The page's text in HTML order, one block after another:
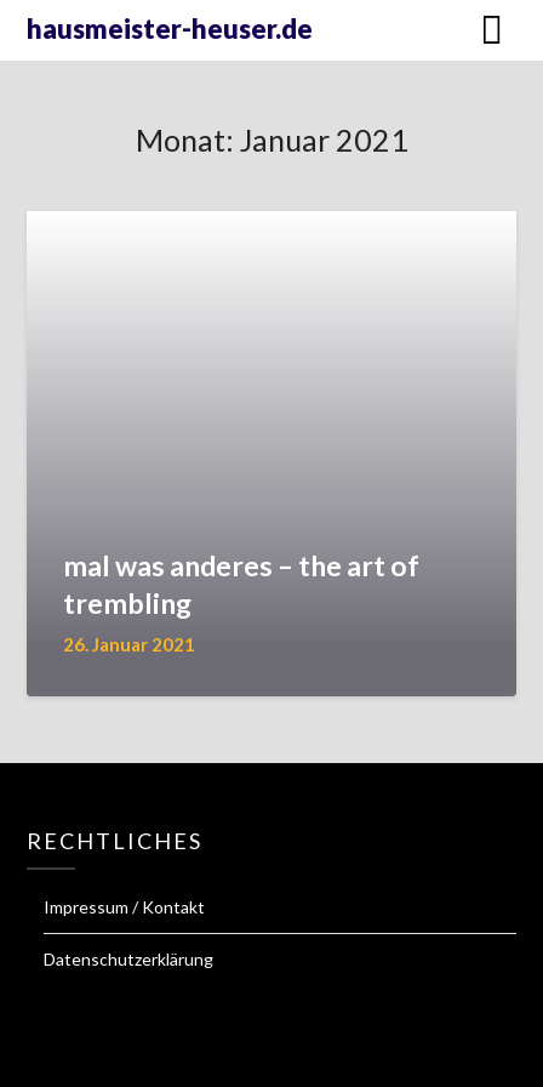
Skiphausmeister-heuser.de
Monat: Januar 2021
mal was anderes – the art of
trembling
26. Januar 2021
RECHTLICHES
Impressum / Kontakt
Datenschutzerklärung